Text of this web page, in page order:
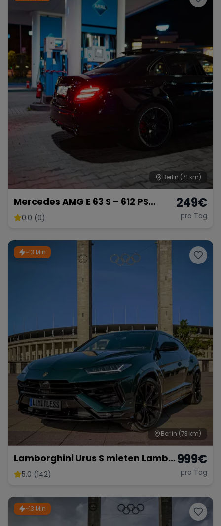
Berlin (71 km)
Mercedes AMG E 63 S – 612 PS
Power
0.0 (0)
249€
pro Tag
~13 Min
Berlin (73 km)
Lamborghini Urus S mieten Lambo
SUV Sportwagen Hochzeitsauto
5.0 (142)
999€
pro Tag
~13 Min